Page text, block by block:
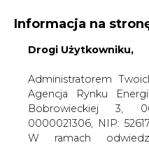
KONTAKT:
WYDAWCA PORTALU:
WYSOKI KONTRAST
Informacja na
Drogi Użytkowniku,
Administratorem
Agencja Rynku
Bobrowieckiej 3,
0000021306, NIP:
W ramach